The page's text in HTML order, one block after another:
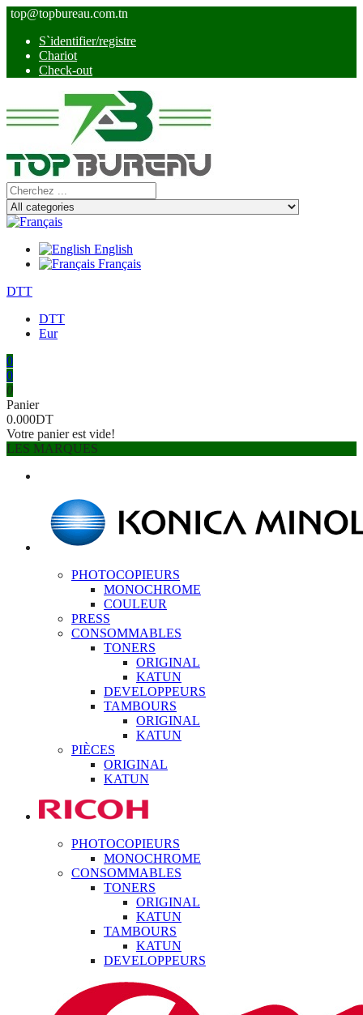
top@topbureau.com.tn
S`identifier/registre
Chariot
Check-out
English
Français
DTT
DTT
Eur
0
0
0
Panier
0.000DT
Votre panier est vide!
LES MARQUES
PHOTOCOPIEURS
MONOCHROME
COULEUR
PRESS
CONSOMMABLES
TONERS
ORIGINAL
KATUN
DEVELOPPEURS
TAMBOURS
ORIGINAL
KATUN
PIÈCES
ORIGINAL
KATUN
PHOTOCOPIEURS
MONOCHROME
CONSOMMABLES
TONERS
ORIGINAL
KATUN
TAMBOURS
KATUN
DEVELOPPEURS